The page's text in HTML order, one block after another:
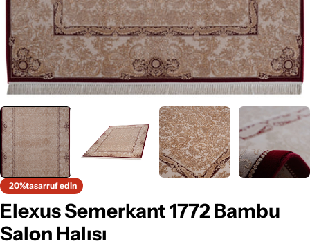
20%tasarruf edin
Elexus Semerkant 1772 Bambu
Salon Halısı